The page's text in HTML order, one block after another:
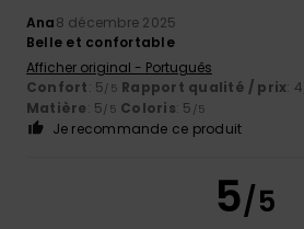
Ana8 décembre 2025
Belle et confortable
Afficher original - Português
Confort: 5/5 Rapport qualité / prix: 4
Matière: 5/5 Coloris: 5 /5
Je recommande ce produit
5/5